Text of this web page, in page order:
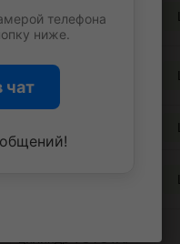
коленвала с 2009 г.
8V Рено (В0)
FORD FOCUS III 11-
19 RH
ЛОБ B17R
телефона
ниже.
чат